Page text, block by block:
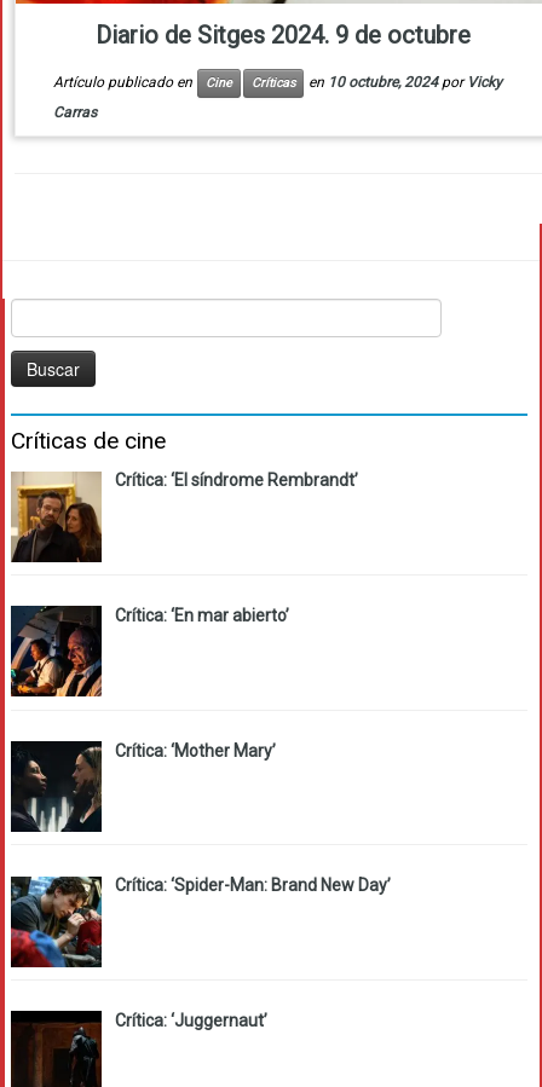
Diario de Sitges 2024. 9 de octubre
Artículo publicado en Cine Críticas en 10 octubre, 2024 por Vicky
Carras
Críticas de cine
Crítica: ‘El síndrome Rembrandt’
Crítica: ‘En mar abierto’
Crítica: ‘Mother Mary’
Crítica: ‘Spider-Man: Brand New Day’
Crítica: ‘Juggernaut’